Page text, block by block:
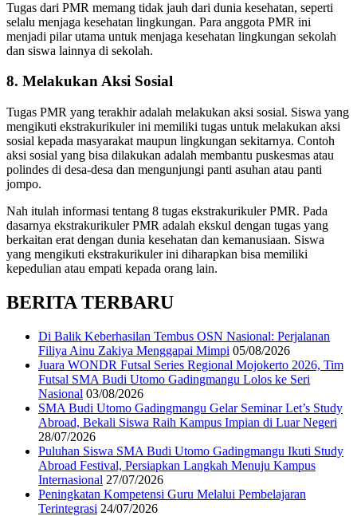
Tugas dari PMR memang tidak jauh dari dunia kesehatan, seperti
selalu menjaga kesehatan lingkungan. Para anggota PMR ini
menjadi pilar utama untuk menjaga kesehatan lingkungan sekolah
dan siswa lainnya di sekolah.
8. Melakukan Aksi Sosial
Tugas PMR yang terakhir adalah melakukan aksi sosial. Siswa yang
mengikuti ekstrakurikuler ini memiliki tugas untuk melakukan aksi
sosial kepada masyarakat maupun lingkungan sekitarnya. Contoh
aksi sosial yang bisa dilakukan adalah membantu puskesmas atau
polindes di desa-desa dan mengunjungi panti asuhan atau panti
jompo.
Nah itulah informasi tentang 8 tugas ekstrakurikuler PMR. Pada
dasarnya ekstrakurikuler PMR adalah ekskul dengan tugas yang
berkaitan erat dengan dunia kesehatan dan kemanusiaan. Siswa
yang mengikuti ekstrakurikuler ini diharapkan bisa memiliki
kepedulian atau empati kepada orang lain.
BERITA TERBARU
Di Balik Keberhasilan Tembus OSN Nasional: Perjalanan
Filiya Ainu Zakiya Menggapai Mimpi 05/08/2026
Juara WONDR Futsal Series Regional Mojokerto 2026, Tim
Futsal SMA Budi Utomo Gadingmangu Lolos ke Seri
Nasional 03/08/2026
SMA Budi Utomo Gadingmangu Gelar Seminar Let’s Study
Abroad, Bekali Siswa Raih Kampus Impian di Luar Negeri
28/07/2026
Puluhan Siswa SMA Budi Utomo Gadingmangu Ikuti Study
Abroad Festival, Persiapkan Langkah Menuju Kampus
Internasional 27/07/2026
Peningkatan Kompetensi Guru Melalui Pembelajaran
Terintegrasi 24/07/2026